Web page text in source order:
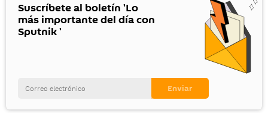
Suscríbete al boletín 'Lo
más importante del día con
Sputnik '